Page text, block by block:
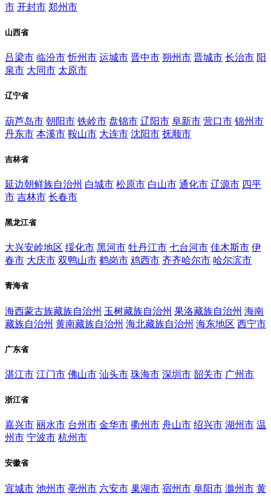
市 开封市 郑州市
山西省
吕梁市 临汾市 忻州市 运城市 晋中市 朔州市 晋城市 长治市 阳
泉市 大同市 太原市
辽宁省
葫芦岛市 朝阳市 铁岭市 盘锦市 辽阳市 阜新市 营口市 锦州市
丹东市 本溪市 鞍山市 大连市 沈阳市 抚顺市
吉林省
延边朝鲜族自治州 白城市 松原市 白山市 通化市 辽源市 四平
市 吉林市 长春市
黑龙江省
大兴安岭地区 绥化市 黑河市 牡丹江市 七台河市 佳木斯市 伊
春市 大庆市 双鸭山市 鹤岗市 鸡西市 齐齐哈尔市 哈尔滨市
青海省
海西蒙古族藏族自治州 玉树藏族自治州 果洛藏族自治州 海南
藏族自治州 黄南藏族自治州 海北藏族自治州 海东地区 西宁市
广东省
湛江市 江门市 佛山市 汕头市 珠海市 深圳市 韶关市 广州市
浙江省
嘉兴市 丽水市 台州市 金华市 衢州市 舟山市 绍兴市 湖州市 温
州市 宁波市 杭州市
安徽省
宣城市 池州市 亳州市 六安市 巢湖市 宿州市 阜阳市 滁州市 黄